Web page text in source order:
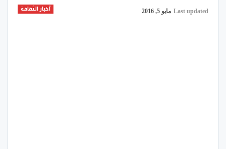
أخبار الثقافة Last updated مايو 5, 2016